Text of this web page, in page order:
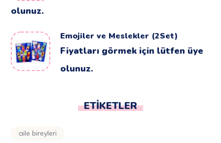
olunuz.
Emojiler ve Meslekler (2Set)
Fiyatları görmek için lütfen üye
olunuz.
ETIKETLER
aile bireyleri